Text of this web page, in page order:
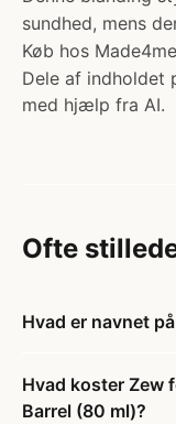
sundhed, mens
Køb hos
Dele af indholdet
med hjælp fra AI.
Ofte
Hvad er navnet
Hvad koster Zew
Barrel (80 ml)?